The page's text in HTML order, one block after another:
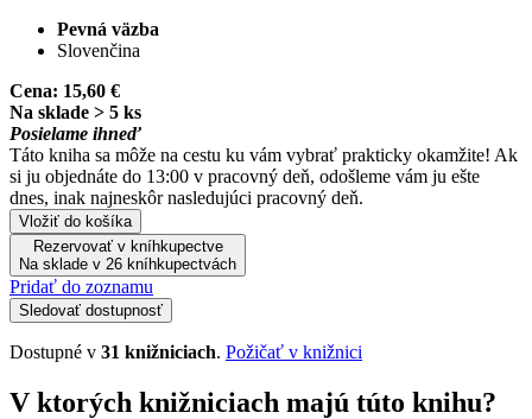
Pevná väzba
Slovenčina
Cena: 15,60 €
Na sklade > 5 ks
Posielame ihneď
Táto kniha sa môže na cestu ku vám vybrať prakticky okamžite! Ak
si ju objednáte do 13:00 v pracovný deň, odošleme vám ju ešte
dnes, inak najneskôr nasledujúci pracovný deň.
Vložiť do košíka
Rezervovať v kníhkupectve
Na sklade v 26 kníhkupectvách
Pridať do zoznamu
Sledovať dostupnosť
Dostupné v 31 knižniciach. Požičať v knižnici
V ktorých knižniciach majú túto knihu?